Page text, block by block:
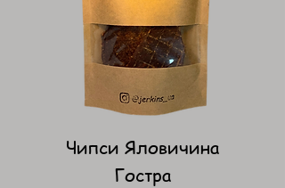
Чипси Яловичина
Гостра